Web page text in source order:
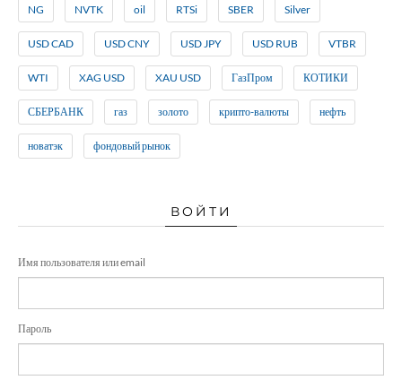
NG NVTK oil RTSi SBER Silver
USD CAD USD CNY USD JPY USD RUB VTBR
WTI XAG USD XAU USD ГазПром КОТИКИ
СБЕРБАНК газ золото крипто-валюты нефть
новатэк фондовый рынок
ВОЙТИ
Имя пользователя или email
Пароль